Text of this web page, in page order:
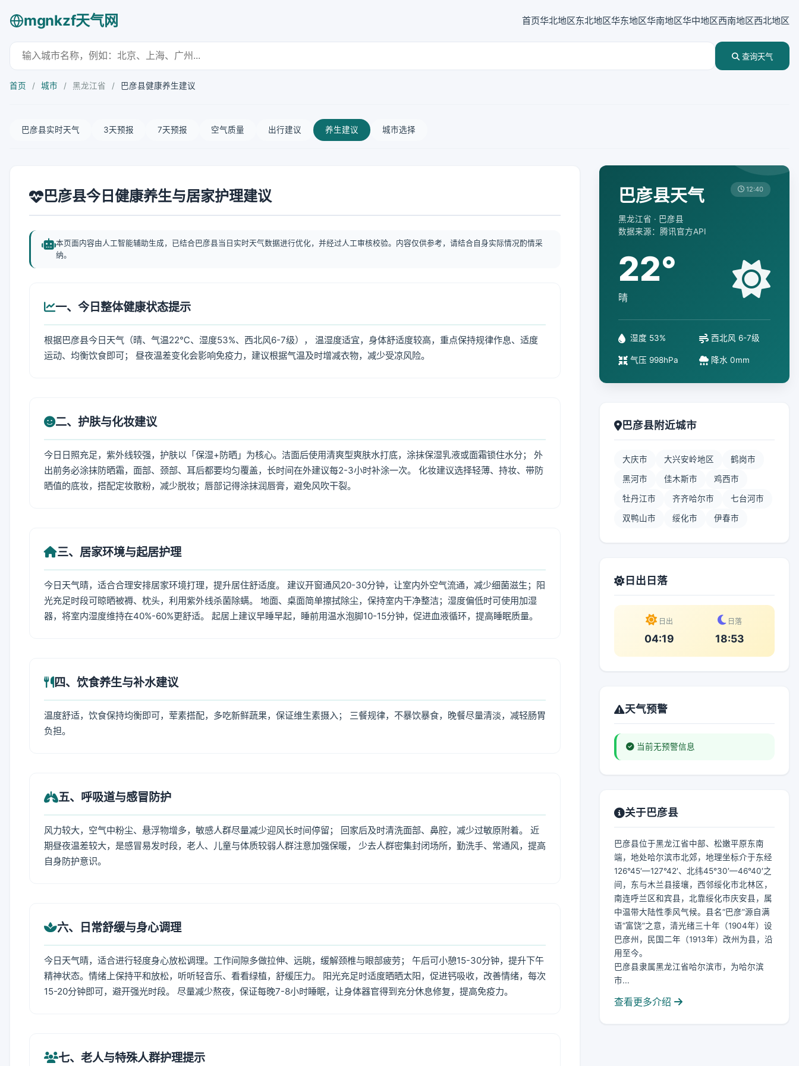
mgnkzf天气网 首页华北地区东北地区华东地区华南地区华中地区西南地区西北地区
查询天气
首页 / 城市 / 黑龙江省 / 巴彦县健康养生建议
巴彦县实时天气 3天预报 7天预报 空气质量 出行建议 养生建议 城市选择
巴彦县今日健康养生与居家护理建议
本页面内容由人工智能辅助生成，已结合巴彦县当日实时天气数据进行优化，并经过人工审核校验。内容仅供参考，请结合自身实际情况酌情采
纳。
一、今日整体健康状态提示
根据巴彦县今日天气（晴、气温22℃、湿度53%、西北风6-7级）， 温湿度适宜，身体舒适度较高，重点保持规律作息、适度
运动、均衡饮食即可； 昼夜温差变化会影响免疫力，建议根据气温及时增减衣物，减少受凉风险。
二、护肤与化妆建议
今日日照充足，紫外线较强，护肤以「保湿+防晒」为核心。洁面后使用清爽型爽肤水打底，涂抹保湿乳液或面霜锁住水分； 外
出前务必涂抹防晒霜，面部、颈部、耳后都要均匀覆盖，长时间在外建议每2-3小时补涂一次。 化妆建议选择轻薄、持妆、带防
晒值的底妆，搭配定妆散粉，减少脱妆；唇部记得涂抹润唇膏，避免风吹干裂。
三、居家环境与起居护理
今日天气晴，适合合理安排居家环境打理，提升居住舒适度。 建议开窗通风20-30分钟，让室内外空气流通，减少细菌滋生；阳
光充足时段可晾晒被褥、枕头，利用紫外线杀菌除螨。 地面、桌面简单擦拭除尘，保持室内干净整洁；湿度偏低时可使用加湿
器，将室内湿度维持在40%-60%更舒适。 起居上建议早睡早起，睡前用温水泡脚10-15分钟，促进血液循环，提高睡眠质量。
四、饮食养生与补水建议
温度舒适，饮食保持均衡即可，荤素搭配，多吃新鲜蔬果，保证维生素摄入； 三餐规律，不暴饮暴食，晚餐尽量清淡，减轻肠胃
负担。
五、呼吸道与感冒防护
风力较大，空气中粉尘、悬浮物增多，敏感人群尽量减少迎风长时间停留； 回家后及时清洗面部、鼻腔，减少过敏原附着。 近
期昼夜温差较大，是感冒易发时段，老人、儿童与体质较弱人群注意加强保暖， 少去人群密集封闭场所，勤洗手、常通风，提高
自身防护意识。
六、日常舒缓与身心调理
今日天气晴，适合进行轻度身心放松调理。工作间隙多做拉伸、远眺，缓解颈椎与眼部疲劳； 午后可小憩15-30分钟，提升下午
精神状态。情绪上保持平和放松，听听轻音乐、看看绿植，舒缓压力。 阳光充足时适度晒晒太阳，促进钙吸收，改善情绪，每次
15-20分钟即可，避开强光时段。 尽量减少熬夜，保证每晚7-8小时睡眠，让身体器官得到充分休息修复，提高免疫力。
七、老人与特殊人群护理提示
巴彦县天气
黑龙江省 · 巴彦县
数据来源：腾讯官方API
12:40
22°
晴
湿度 53% 西北风 6-7级
气压 998hPa 降水 0mm
巴彦县附近城市
大庆市 大兴安岭地区 鹤岗市
黑河市 佳木斯市 鸡西市
牡丹江市 齐齐哈尔市 七台河市
双鸭山市 绥化市 伊春市
日出日落
日出
04:19
日落
18:53
天气预警
当前无预警信息
关于巴彦县
巴彦县位于黑龙江省中部、松嫩平原东南
端，地处哈尔滨市北郊，地理坐标介于东经
126°45′—127°42′、北纬45°30′—46°40′之
间，东与木兰县接壤，西邻绥化市北林区，
南连呼兰区和宾县，北靠绥化市庆安县，属
中温带大陆性季风气候。县名“巴彦”源自满
语“富饶”之意，清光绪三十年（1904年）设
巴彦州，民国二年（1913年）改州为县，沿
用至今。
巴彦县隶属黑龙江省哈尔滨市，为哈尔滨
市...
查看更多介绍